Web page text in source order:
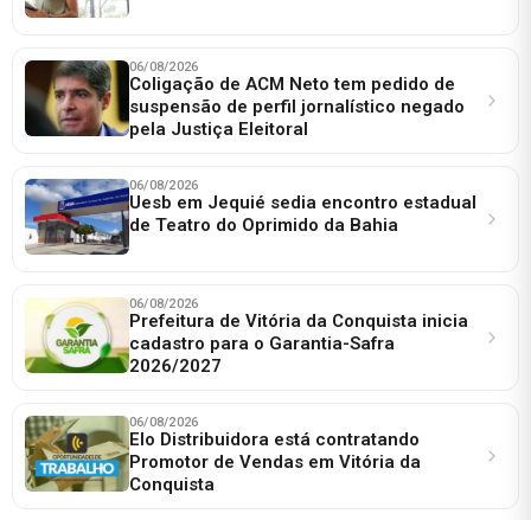
06/08/2026
Coligação de ACM Neto tem pedido de
suspensão de perfil jornalístico negado
pela Justiça Eleitoral
06/08/2026
Uesb em Jequié sedia encontro estadual
de Teatro do Oprimido da Bahia
06/08/2026
Prefeitura de Vitória da Conquista inicia
cadastro para o Garantia-Safra
2026/2027
06/08/2026
Elo Distribuidora está contratando
Promotor de Vendas em Vitória da
Conquista